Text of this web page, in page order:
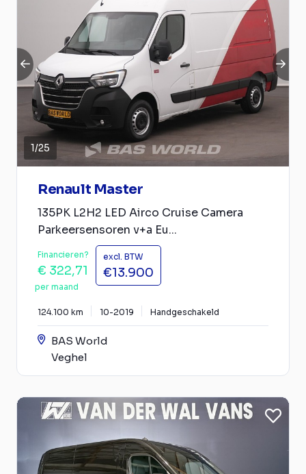
1/25
Renault Master
135PK L2H2 LED Airco Cruise Camera
Parkeersensoren v+a Eu...
Financieren?
€ 322,71
per maand
excl. BTW
€13.900
124.100 km 10-2019 Handgeschakeld
BAS World
Veghel